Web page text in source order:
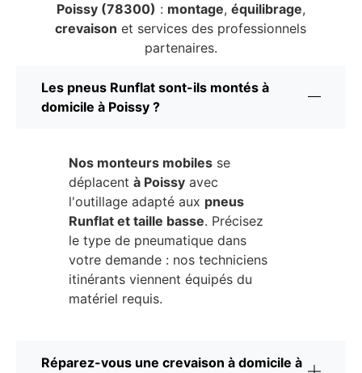
Poissy (78300) : montage, équilibrage,
crevaison et services des professionnels
partenaires.
Les pneus Runflat sont-ils montés à
domicile à Poissy ?
Nos monteurs mobiles se
déplacent à Poissy avec
l'outillage adapté aux pneus
Runflat et taille basse. Précisez
le type de pneumatique dans
votre demande : nos techniciens
itinérants viennent équipés du
matériel requis.
Réparez-vous une crevaison à domicile à